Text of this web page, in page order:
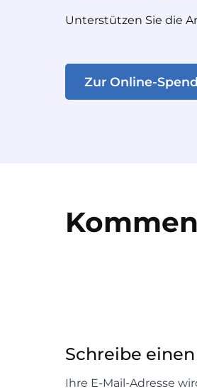
Unterstützen Sie die
Zur Online-
Schreibe
Ihre E-Mail-Adresse